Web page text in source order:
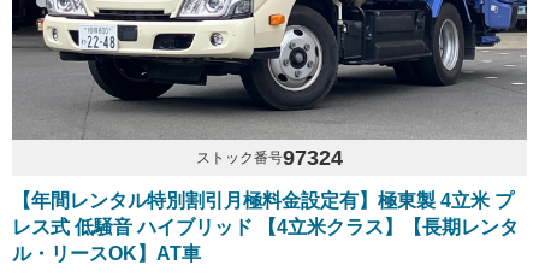
ストック番号97324
【年間レンタル特別割引月極料金設定有】極東製 4立米 プ
レス式 低騒音 ハイブリッド 【4立米クラス】【長期レンタ
ル・リースOK】AT車